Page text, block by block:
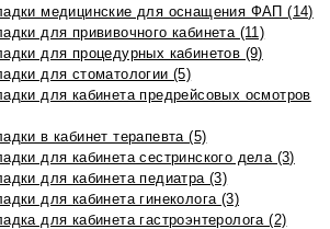
медицинские для оснащения ФАП (14)
для прививочного кабинета (11)
для процедурных кабинетов (9)
для стоматологии (5)
для кабинета предрейсовых осмотров
в кабинет терапевта (5)
для кабинета сестринского дела (3)
для кабинета педиатра (3)
для кабинета гинеколога (3)
для кабинета гастроэнтеролога (2)